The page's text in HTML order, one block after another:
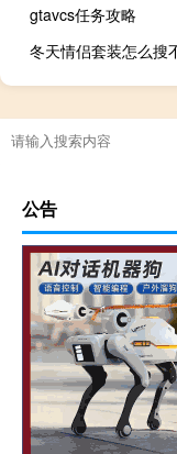
gtavcs任务攻略
冬天情侣套装怎么搜
公告